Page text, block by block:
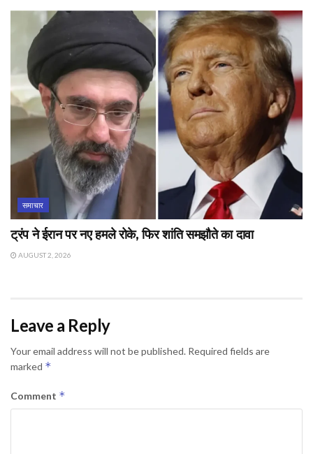
समाचार
ट्रंप ने ईरान पर नए हमले रोके, फिर शांति समझौते का दावा
AUGUST 2, 2026
Leave a Reply
Your email address will not be published. Required fields are
marked *
Comment *